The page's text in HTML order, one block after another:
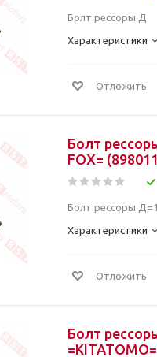
Болт рессоры Д
Характеристики
Отложить
Болт
FOX=
Болт рессоры
Характеристики
Отложить
Болт